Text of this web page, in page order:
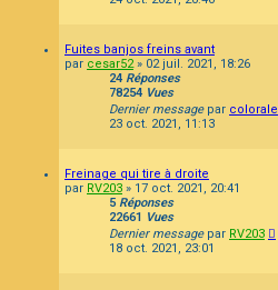
Fuites banjos freins avant
par cesar52» 02 juil. 2021, 18:26
24 Réponses
78254 Vues
Dernier message par colorale
23 oct. 2021, 11:13
Freinage qui tire à droite
par RV203 » 17 oct. 2021, 20:41
5 Réponses
22661 Vues
Dernier message par RV203
18 oct. 2021, 23:01